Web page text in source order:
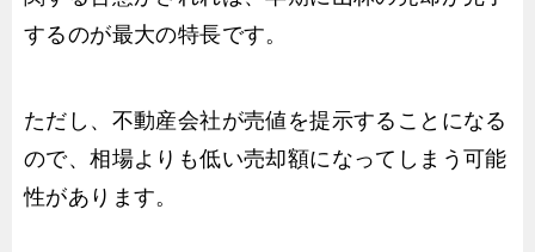
するのが最大の特長です。
ただし、不動産会社が売値を提示することになる
ので、相場よりも低い売却額になってしまう可能
性があります。